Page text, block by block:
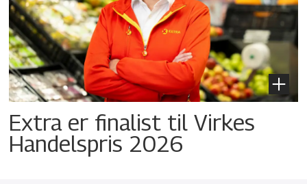
Extra er finalist til Virkes
Handelspris 2026